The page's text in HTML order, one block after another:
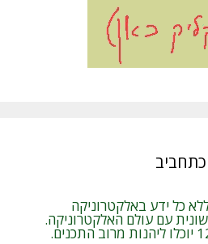
כל ידע באלקטרוניקה
עם עולם האלקטרוניקה.